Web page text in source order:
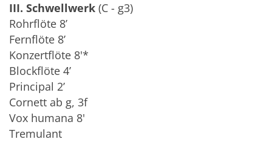
III. Schwellwerk (C - g3)
Rohrflöte 8’
Fernflöte 8’
Konzertflöte 8'*
Blockflöte 4’
Principal 2’
Cornett ab g, 3f
Vox humana 8'
Tremulant